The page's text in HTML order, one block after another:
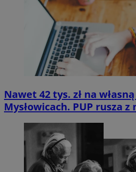
Nawet 42 tys. zł na
Mysłowicach. PUP rusza z